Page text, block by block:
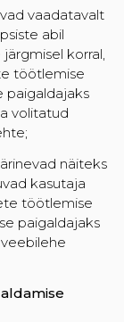
vaadatavalt
abil
korral,
töötlemise
paigaldajaks
volitatud
näiteks
kasutaja
töötlemise
paigaldajaks